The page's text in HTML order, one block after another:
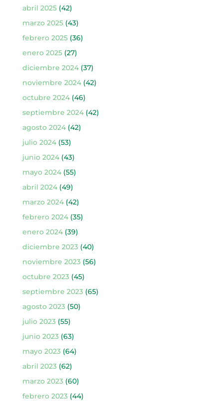
abril 2025(42)
marzo 2025(43)
febrero 2025(36)
enero 2025(27)
diciembre 2024(37)
noviembre 2024(42)
octubre 2024(46)
septiembre 2024(42)
agosto 2024(42)
julio 2024(53)
junio 2024(43)
mayo 2024(55)
abril 2024(49)
marzo 2024(42)
febrero 2024(35)
enero 2024(39)
diciembre 2023(40)
noviembre 2023(56)
octubre 2023(45)
septiembre 2023(65)
agosto 2023(50)
julio 2023(55)
junio 2023(63)
mayo 2023(64)
abril 2023(62)
marzo 2023(60)
febrero 2023(44)